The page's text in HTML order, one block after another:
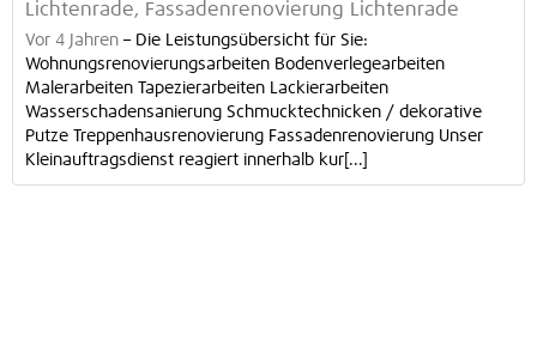
Lichtenrade, Fassadenrenovierung Lichtenrade
Vor 4 Jahren – Die Leistungsübersicht für Sie:
Wohnungsrenovierungsarbeiten Bodenverlegearbeiten
Malerarbeiten Tapezierarbeiten Lackierarbeiten
Wasserschadensanierung Schmucktechnicken / dekorative
Putze Treppenhausrenovierung Fassadenrenovierung Unser
Kleinauftragsdienst reagiert innerhalb kur[...]